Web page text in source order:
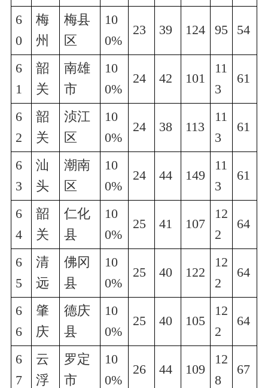
6
0
梅
州
梅县
区
10
0%
23 39 124 95 54
6
1
韶
关
南雄
市
10
0%
24 42 101
11
3
61
6
2
韶
关
浈江
区
10
0%
24 38 113
11
3
61
6
3
汕
头
潮南
区
10
0%
24 44 149
11
3
61
6
4
韶
关
仁化
县
10
0%
25 41 107
12
2
64
6
5
清
远
佛冈
县
10
0%
25 40 122
12
2
64
6
6
肇
庆
德庆
县
10
0%
25 40 105
12
2
64
6
7
云
浮
罗定
市
10
0%
26 44 109
12
8
67